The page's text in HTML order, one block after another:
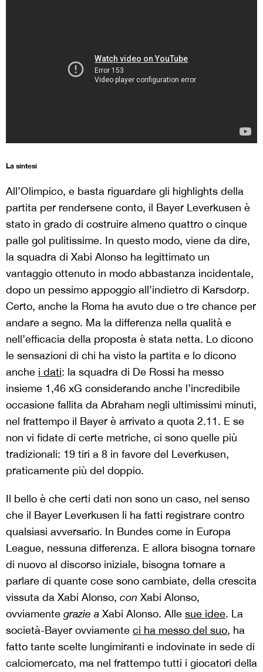
La sintesi
All’Olimpico, e basta riguardare gli highlights della
partita per rendersene conto, il Bayer Leverkusen è
stato in grado di costruire almeno quattro o cinque
palle gol pulitissime. In questo modo, viene da dire,
la squadra di Xabi Alonso ha legittimato un
vantaggio ottenuto in modo abbastanza incidentale,
dopo un pessimo appoggio all’indietro di Karsdorp.
Certo, anche la Roma ha avuto due o tre chance per
andare a segno. Ma la differenza nella qualità e
nell’efficacia della proposta è stata netta. Lo dicono
le sensazioni di chi ha visto la partita e lo dicono
anche i dati: la squadra di De Rossi ha messo
insieme 1,46 xG considerando anche l’incredibile
occasione fallita da Abraham negli ultimissimi minuti,
nel frattempo il Bayer è arrivato a quota 2.11. E se
non vi fidate di certe metriche, ci sono quelle più
tradizionali: 19 tiri a 8 in favore del Leverkusen,
praticamente più del doppio.
Il bello è che certi dati non sono un caso, nel senso
che il Bayer Leverkusen li ha fatti registrare contro
qualsiasi avversario. In Bundes come in Europa
League, nessuna differenza. E allora bisogna tornare
di nuovo al discorso iniziale, bisogna tornare a
parlare di quante cose sono cambiate, della crescita
vissuta da Xabi Alonso, con Xabi Alonso,
ovviamente grazie a Xabi Alonso. Alle sue idee. La
società-Bayer ovviamente ci ha messo del suo, ha
fatto tante scelte lungimiranti e indovinate in sede di
calciomercato, ma nel frattempo tutti i giocatori della